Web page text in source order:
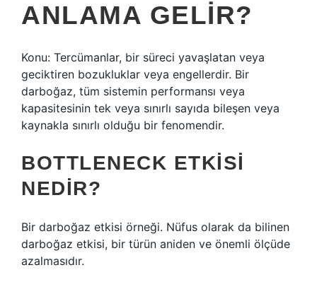
ANLAMA GELIR?
Konu: Tercümanlar, bir süreci yavaşlatan veya
geciktiren bozukluklar veya engellerdir. Bir
darboğaz, tüm sistemin performansı veya
kapasitesinin tek veya sınırlı sayıda bileşen veya
kaynakla sınırlı olduğu bir fenomendir.
BOTTLENECK ETKISI
NEDIR?
Bir darboğaz etkisi örneği. Nüfus olarak da bilinen
darboğaz etkisi, bir türün aniden ve önemli ölçüde
azalmasıdır.